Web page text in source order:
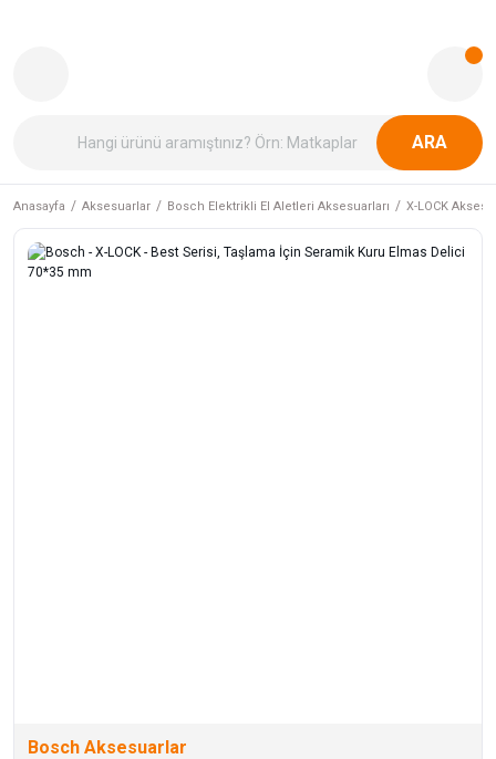
ARA
Anasayfa Aksesuarlar Bosch Elektrikli El Aletleri Aksesuarları X-LOCK
Bosch Aksesuarlar